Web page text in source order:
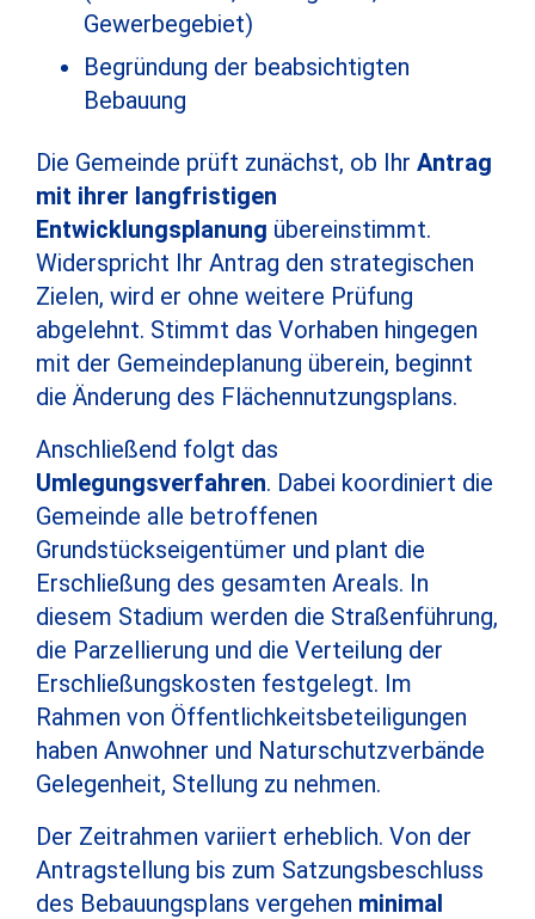
Gewerbegebiet)
Begründung der beabsichtigten
Bebauung
Die Gemeinde prüft zunächst, ob Ihr Antrag
mit ihrer langfristigen
Entwicklungsplanung übereinstimmt.
Widerspricht Ihr Antrag den strategischen
Zielen, wird er ohne weitere Prüfung
abgelehnt. Stimmt das Vorhaben hingegen
mit der Gemeindeplanung überein, beginnt
die Änderung des Flächennutzungsplans.
Anschließend folgt das
Umlegungsverfahren. Dabei koordiniert die
Gemeinde alle betroffenen
Grundstückseigentümer und plant die
Erschließung des gesamten Areals. In
diesem Stadium werden die Straßenführung,
die Parzellierung und die Verteilung der
Erschließungskosten festgelegt. Im
Rahmen von Öffentlichkeitsbeteiligungen
haben Anwohner und Naturschutzverbände
Gelegenheit, Stellung zu nehmen.
Der Zeitrahmen variiert erheblich. Von der
Antragstellung bis zum Satzungsbeschluss
des Bebauungsplans vergehen minimal